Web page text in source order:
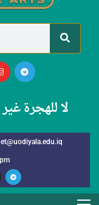
لا للهجرة